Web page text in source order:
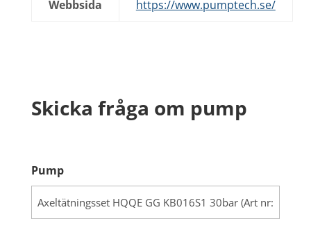
Webbsida
https://www.pumptech.se/
Skicka fråga om pump
Pump